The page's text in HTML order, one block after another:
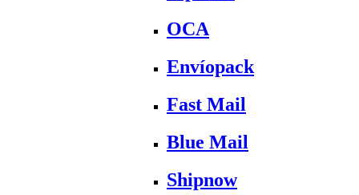
OCA
Envíopack
Fast Mail
Blue Mail
Shipnow